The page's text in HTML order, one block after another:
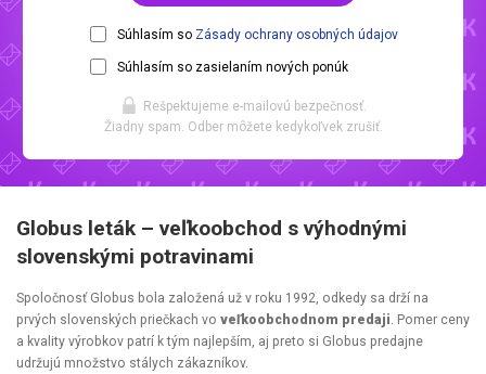
Súhlasím so Zásady ochrany osobných údajov
Súhlasím so zasielaním nových ponúk
Rešpektujeme e-mailovú bezpečnosť.
Žiadny spam. Odber môžete kedykoľvek zrušiť.
Globus leták – veľkoobchod s výhodnými
slovenskými potravinami
Spoločnosť Globus bola založená už v roku 1992, odkedy sa drží na
prvých slovenských priečkach vo veľkoobchodnom predaji. Pomer ceny
a kvality výrobkov patrí k tým najlepším, aj preto si Globus predajne
udržujú množstvo stálych zákazníkov.